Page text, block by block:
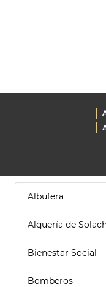
Albufera
Alquería de
Bienestar Social
Bomberos